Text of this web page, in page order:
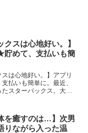
クスは心地好い。】
貯めて、支払いも簡
スは心地好い。】アプリ
払いも簡単に。最近、
スターバックス。大好
決めつけて出来るだけ我
きた。ただ...
を癒すのは…】次男
りながら入った温